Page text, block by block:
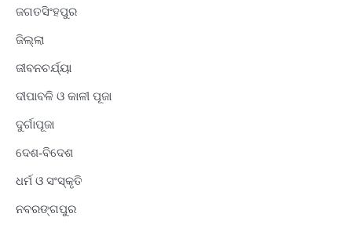
ଜଗତସିଂହପୁର
ଜିଲ୍ଲା
ଜୀବନଚର୍ଯ୍ୟା
ଦୀପାବଳି ଓ କାଳୀ ପୂଜା
ଦୁର୍ଗାପୂଜା
ଦେଶ-ବିଦେଶ
ଧର୍ମ ଓ ସଂସ୍କୃତି
ନବରଙ୍ଗପୁର